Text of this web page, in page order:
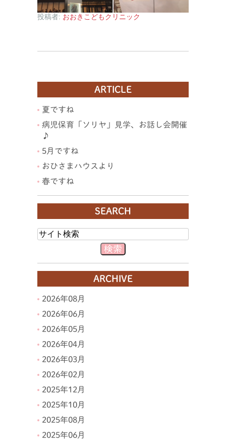
投稿者: おおきこどもクリニック
ARTICLE
夏ですね
病児保育「ソリヤ」見学、お話し会開催
♪
5月ですね
おひさまハウスより
春ですね
SEARCH
ARCHIVE
2026年08月
2026年06月
2026年05月
2026年04月
2026年03月
2026年02月
2025年12月
2025年10月
2025年08月
2025年06月